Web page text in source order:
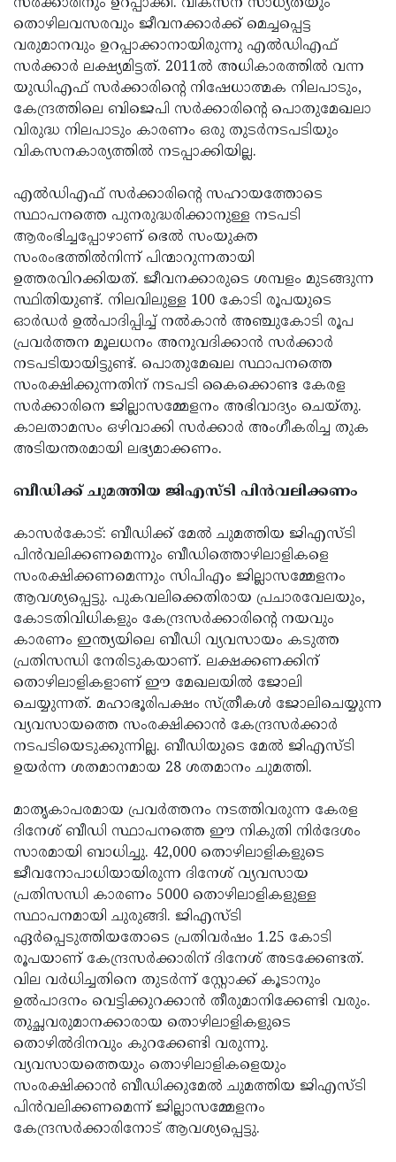
സര്‍ക്കാരിനും ഉറപ്പാക്കി. വികസന സാധ്യതയും
തൊഴിലവസരവും ജീവനക്കാര്‍ക്ക് മെച്ചപ്പെട്ട
വരുമാനവും ഉറപ്പാക്കാനായിരുന്നു എല്‍ഡിഎഫ്
സര്‍ക്കാര്‍ ലക്ഷ്യമിട്ടത്. 2011ല്‍ അധികാരത്തില്‍ വന്ന
യുഡിഎഫ് സര്‍ക്കാരിന്റെ നിഷേധാത്മക നിലപാടും,
കേന്ദ്രത്തിലെ ബിജെപി സര്‍ക്കാരിന്റെ പൊതുമേഖലാ
വിരുദ്ധ നിലപാടും കാരണം ഒരു തുടര്‍നടപടിയും
വികസനകാര്യത്തില്‍ നടപ്പാക്കിയില്ല.
എല്‍ഡിഎഫ് സര്‍ക്കാരിന്റെ സഹായത്തോടെ
സ്ഥാപനത്തെ പുനരുദ്ധരിക്കാനുള്ള നടപടി
ആരംഭിച്ചപ്പോഴാണ് ഭെല്‍ സംയുക്ത
സംരംഭത്തില്‍നിന്ന് പിന്മാറുന്നതായി
ഉത്തരവിറക്കിയത്. ജീവനക്കാരുടെ ശമ്പളം മുടങ്ങുന്ന
സ്ഥിതിയുണ്ട്. നിലവിലുള്ള 100 കോടി രൂപയുടെ
ഓര്‍ഡര്‍ ഉല്‍പാദിപ്പിച്ച് നല്‍കാന്‍ അഞ്ചുകോടി രൂപ
പ്രവര്‍ത്തന മൂലധനം അനുവദിക്കാന്‍ സര്‍ക്കാര്‍
നടപടിയായിട്ടുണ്ട്. പൊതുമേഖല സ്ഥാപനത്തെ
സംരക്ഷിക്കുന്നതിന് നടപടി കൈക്കൊണ്ട കേരള
സര്‍ക്കാരിനെ ജില്ലാസമ്മേളനം അഭിവാദ്യം ചെയ്തു.
കാലതാമസം ഒഴിവാക്കി സര്‍ക്കാര്‍ അംഗീകരിച്ച തുക
അടിയന്തരമായി ലഭ്യമാക്കണം.
ബീഡിക്ക് ചുമത്തിയ ജിഎസ്ടി പിന്‍വലിക്കണം
കാസര്‍കോട്: ബീഡിക്ക് മേല്‍ ചുമത്തിയ ജിഎസ്ടി
പിന്‍വലിക്കണമെന്നും ബീഡിത്തൊഴിലാളികളെ
സംരക്ഷിക്കണമെന്നും സിപിഎം ജില്ലാസമ്മേളനം
ആവശ്യപ്പെട്ടു. പുകവലിക്കെതിരായ പ്രചാരവേലയും,
കോടതിവിധികളും കേന്ദ്രസര്‍ക്കാരിന്റെ നയവും
കാരണം ഇന്ത്യയിലെ ബീഡി വ്യവസായം കടുത്ത
പ്രതിസന്ധി നേരിടുകയാണ്. ലക്ഷക്കണക്കിന്
തൊഴിലാളികളാണ് ഈ മേഖലയില്‍ ജോലി
ചെയ്യുന്നത്. മഹാഭൂരിപക്ഷം സ്ത്രീകള്‍ ജോലിചെയ്യുന്ന
വ്യവസായത്തെ സംരക്ഷിക്കാന്‍ കേന്ദ്രസര്‍ക്കാര്‍
നടപടിയെടുക്കുന്നില്ല. ബീഡിയുടെ മേല്‍ ജിഎസ്ടി
ഉയര്‍ന്ന ശതമാനമായ 28 ശതമാനം ചുമത്തി.
മാതൃകാപരമായ പ്രവര്‍ത്തനം നടത്തിവരുന്ന കേരള
ദിനേശ് ബീഡി സ്ഥാപനത്തെ ഈ നികുതി നിര്‍ദേശം
സാരമായി ബാധിച്ചു. 42,000 തൊഴിലാളികളുടെ
ജീവനോപാധിയായിരുന്ന ദിനേശ് വ്യവസായ
പ്രതിസന്ധി കാരണം 5000 തൊഴിലാളികളുള്ള
സ്ഥാപനമായി ചുരുങ്ങി. ജിഎസ്ടി
ഏര്‍പ്പെടുത്തിയതോടെ പ്രതിവര്‍ഷം 1.25 കോടി
രൂപയാണ് കേന്ദ്രസര്‍ക്കാരിന് ദിനേശ് അടക്കേണ്ടത്.
വില വര്‍ധിച്ചതിനെ തുടര്‍ന്ന് സ്റ്റോക്ക് കൂടാനും
ഉല്‍പാദനം വെട്ടിക്കുറക്കാന്‍ തീരുമാനിക്കേണ്ടി വരും.
തുച്ഛവരുമാനക്കാരായ തൊഴിലാളികളുടെ
തൊഴില്‍ദിനവും കുറക്കേണ്ടി വരുന്നു.
വ്യവസായത്തെയും തൊഴിലാളികളെയും
സംരക്ഷിക്കാന്‍ ബീഡിക്കുമേല്‍ ചുമത്തിയ ജിഎസ്ടി
പിന്‍വലിക്കണമെന്ന് ജില്ലാസമ്മേളനം
കേന്ദ്രസര്‍ക്കാരിനോട് ആവശ്യപ്പെട്ടു.